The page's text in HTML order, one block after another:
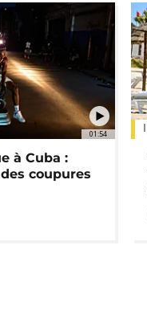
01:54
à Cuba :
coupures